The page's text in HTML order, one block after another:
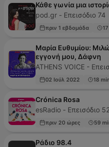
Κάθε γωνία μια
pod.gr - Επεισόδιο 74
πριν 1 εβδομάδα
Μαρία Ευθυμίου:
εγγονή μου, Δάφνη
ATHENS VOICE -
02 Ιούλ 2022 18
Crónica Rosa
esRadio - Επεισόδιο 52
πριν 20 ώρες 59
Ράδιο 98.4